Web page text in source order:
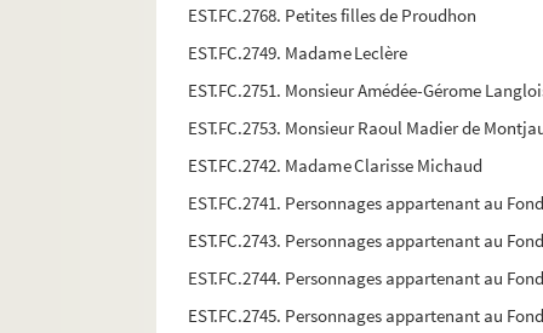
EST.FC.2768. Petites filles de Proudhon
EST.FC.2749. Madame Leclère
EST.FC.2751. Monsieur Amédée-Gérome
EST.FC.2753. Monsieur Raoul Madier de
EST.FC.2742. Madame Clarisse Michaud
EST.FC.2741. Personnages appartenant au
EST.FC.2743. Personnages appartenant au
EST.FC.2744. Personnages appartenant au
EST.FC.2745. Personnages appartenant au